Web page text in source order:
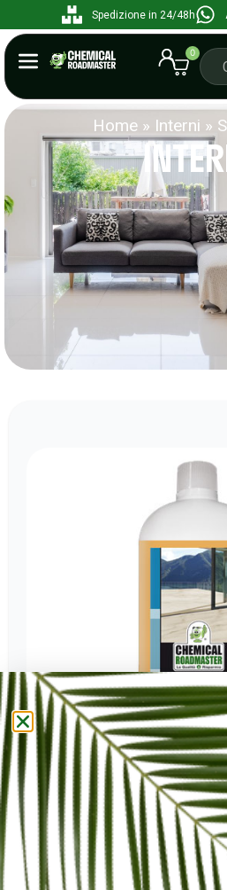
Spedizione in 24/48h
0
Home » Interni »
MARMOSOL
€ 15,10 - € 70,60